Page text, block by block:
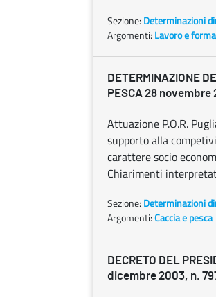
Sezione: Determinazioni
Argomenti: Lavoro e
DETERMINAZIONE
PESCA 28 novembre
Attuazione P.O.R.
supporto alla
carattere socio
Chiarimenti
Sezione: Determinazioni
Argomenti:Caccia e pesca
DECRETO DEL
dicembre 2003, n.